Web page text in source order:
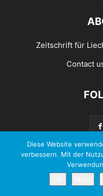
Zeitschrift für
Contact
© 2026 - Zeit Verlag
Diese Website
verbessern. Mit der